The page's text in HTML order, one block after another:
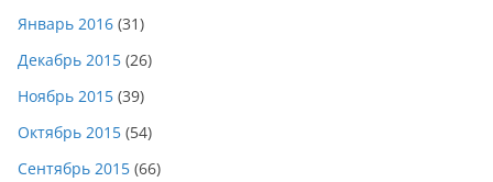
Январь 2016 (31)
Декабрь 2015 (26)
Ноябрь 2015 (39)
Октябрь 2015 (54)
Сентябрь 2015 (66)